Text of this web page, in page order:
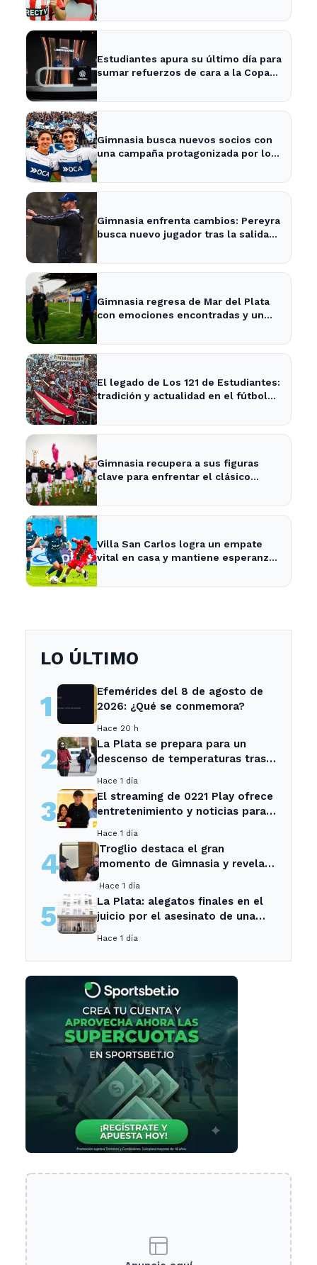
Estudiantes apura su último día para
sumar refuerzos de cara a la Copa
Gimnasia busca nuevos socios con
una campaña protagonizada por los
Gimnasia enfrenta cambios: Pereyra
busca nuevo jugador tras la salida
Gimnasia regresa de Mar del Plata
con emociones encontradas y un
El legado de Los 121 de Estudiantes:
tradición y actualidad en el fútbol
Gimnasia recupera a sus figuras
clave para enfrentar el clásico
Villa San Carlos logra un empate
vital en casa y mantiene esperanzas
LO ÚLTIMO
1
Efemérides del 8 de agosto de
2026: ¿Qué se conmemora?
Hace 20 h
2
La Plata se prepara para un
descenso de temperaturas tras
Hace 1 día
3
El streaming de 0221 Play ofrece
entretenimiento y noticias para
Ensenada.
Hace 1 día
4
Troglio destaca el gran
momento de Gimnasia y revela
Hace 1 día
5
La Plata: alegatos finales en el
juicio por el asesinato de una
Hace 1 día